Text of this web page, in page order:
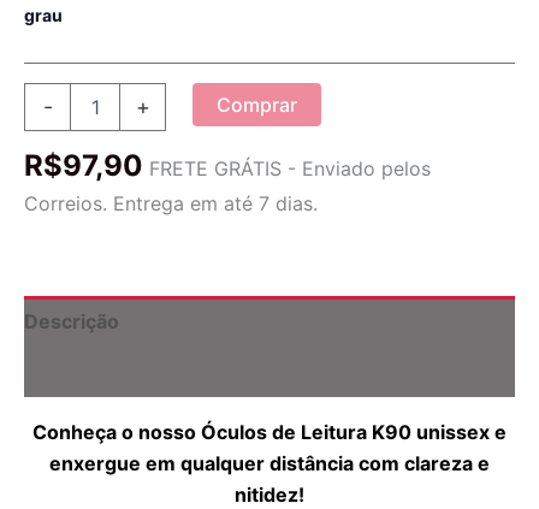
grau
-
Dobrável
(Compre
2)
quantidade
+ Comprar
R$97,90 FRETE GRÁTIS - Enviado pelos
Correios. Entrega em até 7 dias.
Descrição
Conheça o nosso Óculos de Leitura K90 unissex e
enxergue em qualquer distância com clareza e
nitidez!